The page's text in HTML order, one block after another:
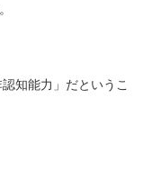
知能力」だというこ